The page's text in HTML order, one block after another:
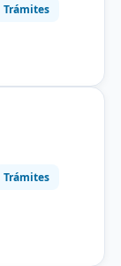
Trámites
Trámites